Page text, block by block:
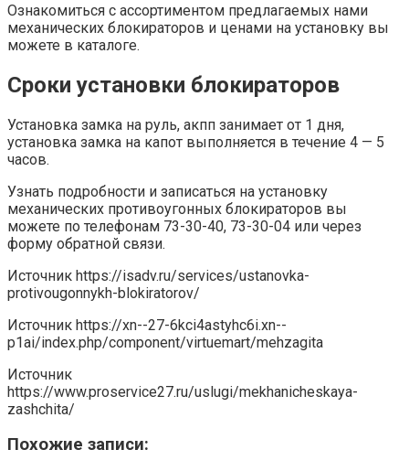
Ознакомиться с ассортиментом предлагаемых нами
механических блокираторов и ценами на установку вы
можете в каталоге.
Сроки установки блокираторов
Установка замка на руль, акпп занимает от 1 дня,
установка замка на капот выполняется в течение 4 — 5
часов.
Узнать подробности и записаться на установку
механических противоугонных блокираторов вы
можете по телефонам 73-30-40, 73-30-04 или через
форму обратной связи.
Источник https://isadv.ru/services/ustanovka-
protivougonnykh-blokiratorov/
Источник https://xn--27-6kci4astyhc6i.xn--
p1ai/index.php/component/virtuemart/mehzagita
Источник
https://www.proservice27.ru/uslugi/mekhanicheskaya-
zashchita/
Похожие записи: